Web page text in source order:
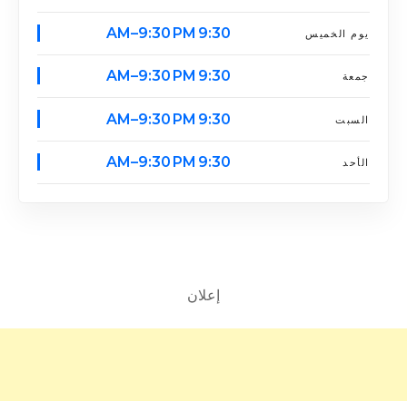
يوم الخميس 9:30 AM–9:30 PM
جمعة 9:30 AM–9:30 PM
السبت 9:30 AM–9:30 PM
الأحد 9:30 AM–9:30 PM
إعلان